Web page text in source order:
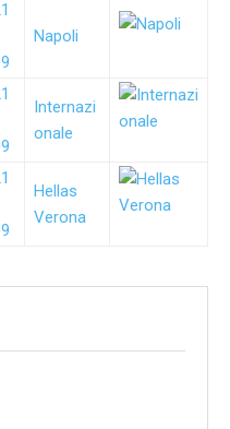
Napoli
Internazi
onale
Hellas
Verona